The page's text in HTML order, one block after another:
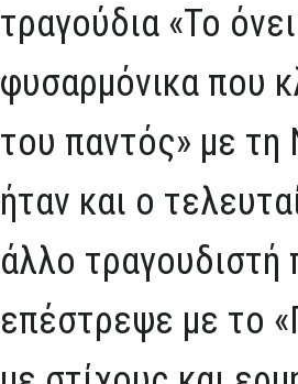
τραγούδια «Το
φυσαρμόνικα που
του παντός» με
ήταν και ο
άλλο τραγουδιστή
επέστρεψε με το